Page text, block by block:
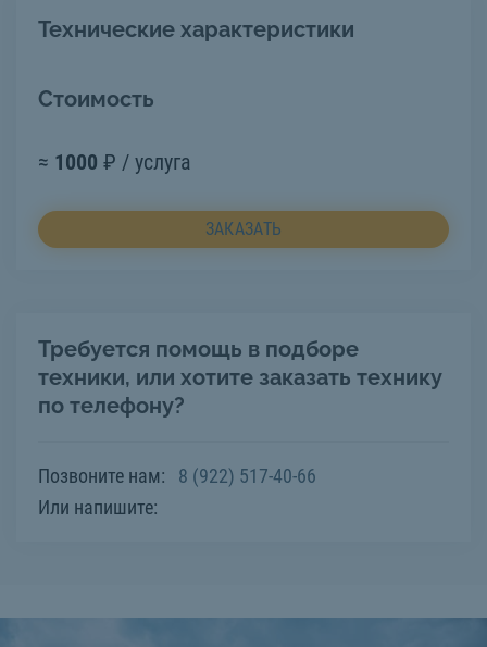
Технические характеристики
Стоимость
≈ 1000 ₽ / услуга
ЗАКАЗАТЬ
Требуется помощь в подборе
техники, или хотите заказать технику
по телефону?
Позвоните нам:
8 (922) 517-40-66
Или напишите: